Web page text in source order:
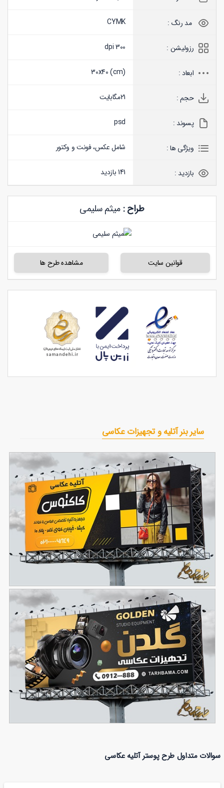
مد رنگ : CYMK
رزولیشن : 300 dpi
ابعاد : 30x40 (cm)
حجم : 21مگابایت
پسوند : psd
ویژگی ها : شامل عکس، فونت و وکتور
بازدید : 141 بازدید
طراح :میثم سلیمی
قوانین سایت مشاهده طرح ها
سایر بنر آتلیه و تجهیزات عکاسی
بنر آتلیه عکاسی
96
149
سوالات متداول طرح پوستر آتلیه عکاسی